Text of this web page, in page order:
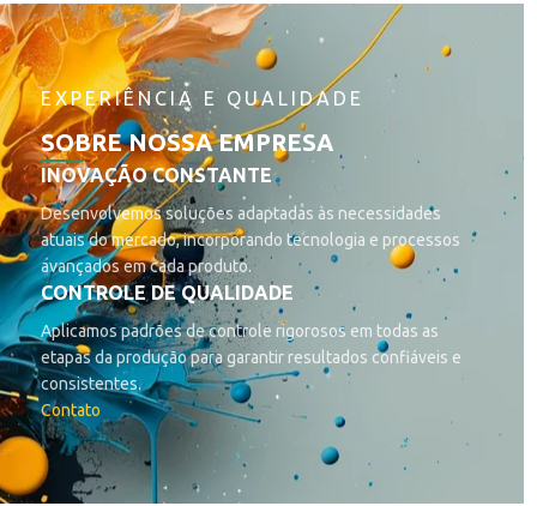
EXPERIÊNCIA E QUALIDADE
SOBRE NOSSA EMPRESA
INOVAÇÃO CONSTANTE
Desenvolvemos soluções adaptadas às necessidades
atuais do mercado, incorporando tecnologia e processos
avançados em cada produto.
CONTROLE DE QUALIDADE
Aplicamos padrões de controle rigorosos em todas as
etapas da produção para garantir resultados confiáveis e
consistentes.
Contato